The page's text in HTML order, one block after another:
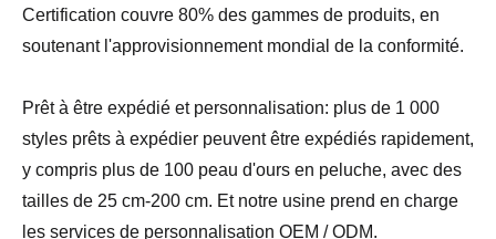
Certification couvre 80% des gammes de produits, en
soutenant l'approvisionnement mondial de la conformité.
Prêt à être expédié et personnalisation: plus de 1 000
styles prêts à expédier peuvent être expédiés rapidement,
y compris plus de 100 peau d'ours en peluche, avec des
tailles de 25 cm-200 cm. Et notre usine prend en charge
les services de personnalisation OEM / ODM.